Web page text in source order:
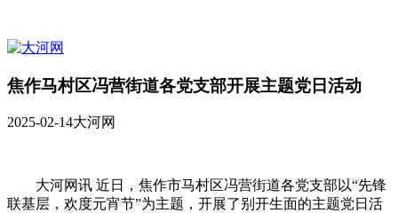
焦作马村区冯营街道各党支部开展主题党日活动
2025-02-14大河网
大河网讯 近日，焦作市马村区冯营街道各党支部以“先锋
联基层，欢度元宵节”为主题，开展了别开生面的主题党日活